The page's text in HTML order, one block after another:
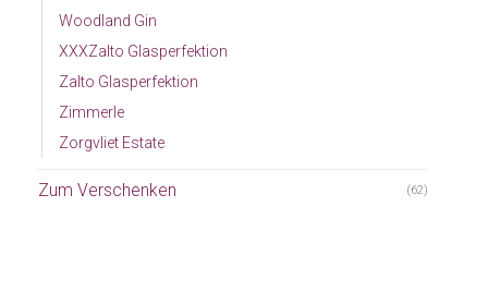
Woodland Gin
XXXZalto Glasperfektion
Zalto Glasperfektion
Zimmerle
Zorgvliet Estate
Zum Verschenken (62)